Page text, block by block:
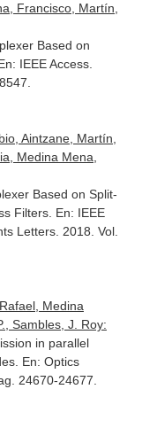
Francisco, Martín,
Based on
IEEE Access.
Aintzane, Martín,
Medina Mena,
Based on Split-
Filters. En: IEEE
Letters. 2018. Vol.
Medina
Sambles, J. Roy:
in parallel
En: Optics
24670-24677.